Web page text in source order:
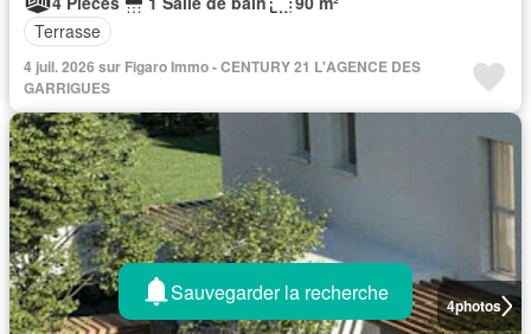
Terrasse
4 juil. 2026 sur Figaro Immo - CENTURY 21 L'AGENCE DES
GARRIGUES
4photos
Sauvegarder la recherche